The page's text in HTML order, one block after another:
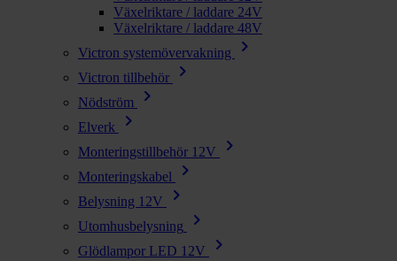
Växelriktare / laddare 24V
Växelriktare / laddare 48V
Victron systemövervakning
chevron_right
Victron tillbehör chevron_right
Nödström chevron_right
Elverk chevron_right
Monteringstillbehör 12V chevron_right
Monteringskabel chevron_right
Belysning 12V chevron_right
Utomhusbelysning chevron_right
Glödlampor LED 12V chevron_right